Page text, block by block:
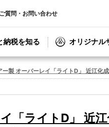
質問・お問い合わせ
納税を知る オリジナル
製 オーバーレイ「ライトD」 近江化
「ライトD」 近